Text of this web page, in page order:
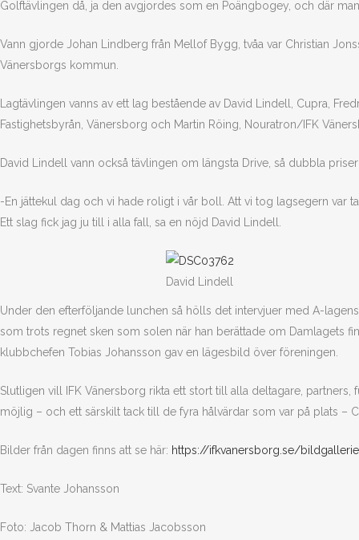
Golftävlingen då, ja den avgjordes som en Poängbogey, och där
Vann gjorde Johan Lindberg från Mellof Bygg, tvåa var Christian
Vänersborgs kommun.
Lagtävlingen vanns av ett lag bestående av David Lindell, Cupra,
Fastighetsbyrån, Vänersborg och Martin Röing, Nouratron/IFK
David Lindell vann också tävlingen om längsta Drive, så dubbla
-En jättekul dag och vi hade roligt i vår boll. Att vi tog lagsegern var
Ett slag fick jag ju till i alla fall, sa en nöjd David Lindell.
David Lindell
Under den efterföljande lunchen så hölls det intervjuer med A-
som trots regnet sken som solen när han berättade om Damlagets
klubbchefen Tobias Johansson gav en lägesbild över föreningen.
Slutligen vill IFK Vänersborg rikta ett stort till alla deltagare,
möjlig – och ett särskilt tack till de fyra hålvärdar som var på plats –
Bilder från dagen finns att se här: https://ifkvanersborg.se/
Text: Svante Johansson
Foto: Jacob Thorn & Mattias Jacobsson